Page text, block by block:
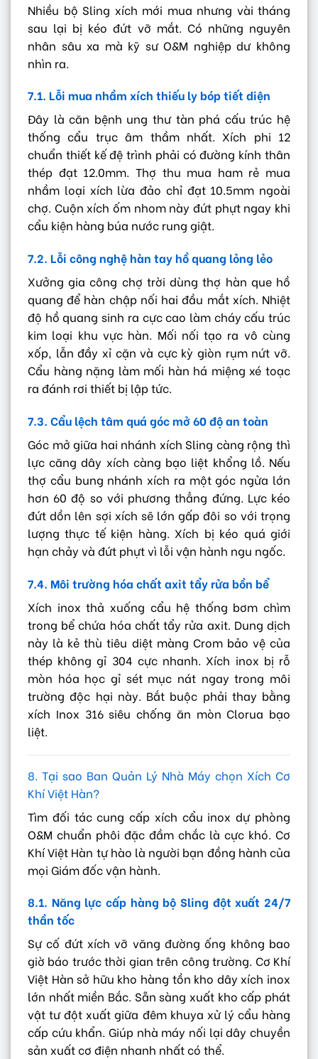
Nhiều bộ Sling xích mới mua nhưng vài tháng
sau lại bị kéo đứt vỡ mắt. Có những nguyên
nhân sâu xa mà kỹ sư O&M nghiệp dư không
nhìn ra.
7.1. Lỗi mua nhầm xích thiếu ly bóp tiết diện
Đây là căn bệnh ung thư tàn phá cấu trúc hệ
thống cẩu trục âm thầm nhất. Xích phi 12
chuẩn thiết kế đệ trình phải có đường kính thân
thép đạt 12.0mm. Thợ thu mua ham rẻ mua
nhầm loại xích lừa đảo chỉ đạt 10.5mm ngoài
chợ. Cuộn xích ốm nhom này đứt phựt ngay khi
cẩu kiện hàng búa nước rung giật.
7.2. Lỗi công nghệ hàn tay hồ quang lỏng lẻo
Xưởng gia công chợ trời dùng thợ hàn que hồ
quang để hàn chập nối hai đầu mắt xích. Nhiệt
độ hồ quang sinh ra cực cao làm cháy cấu trúc
kim loại khu vực hàn. Mối nối tạo ra vô cùng
xốp, lẫn đầy xỉ cặn và cực kỳ giòn rụm nứt vỡ.
Cẩu hàng nặng làm mối hàn há miệng xé toạc
ra đánh rơi thiết bị lập tức.
7.3. Cẩu lệch tâm quá góc mở 60 độ an toàn
Góc mở giữa hai nhánh xích Sling càng rộng thì
lực căng dây xích càng bạo liệt khổng lồ. Nếu
thợ cẩu bung nhánh xích ra một góc ngửa lớn
hơn 60 độ so với phương thẳng đứng. Lực kéo
đứt dồn lên sợi xích sẽ lớn gấp đôi so với trọng
lượng thực tế kiện hàng. Xích bị kéo quá giới
hạn chảy và đứt phựt vì lỗi vận hành ngu ngốc.
7.4. Môi trường hóa chất axit tẩy rửa bồn bể
Xích inox thả xuống cẩu hệ thống bơm chìm
trong bể chứa hóa chất tẩy rửa axit. Dung dịch
này là kẻ thù tiêu diệt màng Crom bảo vệ của
thép không gỉ 304 cực nhanh. Xích inox bị rỗ
mòn hóa học gỉ sét mục nát ngay trong môi
trường độc hại này. Bắt buộc phải thay bằng
xích Inox 316 siêu chống ăn mòn Clorua bạo
liệt.
8. Tại sao Ban Quản Lý Nhà Máy chọn Xích Cơ
Khí Việt Hàn?
Tìm đối tác cung cấp xích cẩu inox dự phòng
O&M chuẩn phôi đặc đầm chắc là cực khó. Cơ
Khí Việt Hàn tự hào là người bạn đồng hành của
mọi Giám đốc vận hành.
8.1. Năng lực cấp hàng bộ Sling đột xuất 24/7
thần tốc
Sự cố đứt xích vỡ văng đường ống không bao
giờ báo trước thời gian trên công trường. Cơ Khí
Việt Hàn sở hữu kho hàng tồn kho dây xích inox
lớn nhất miền Bắc. Sẵn sàng xuất kho cấp phát
vật tư đột xuất giữa đêm khuya xử lý cẩu hàng
cấp cứu khẩn. Giúp nhà máy nối lại dây chuyền
sản xuất cơ điện nhanh nhất có thể.